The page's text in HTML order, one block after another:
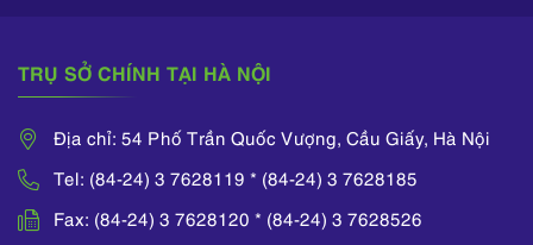
TRỤ SỞ CHÍNH TẠI HÀ NỘI
Địa chỉ: 54 Phố Trần Quốc Vượng, Cầu Giấy, Hà Nội
Tel: (84-24) 3 7628119 * (84-24) 3 7628185
Fax: (84-24) 3 7628120 * (84-24) 3 7628526